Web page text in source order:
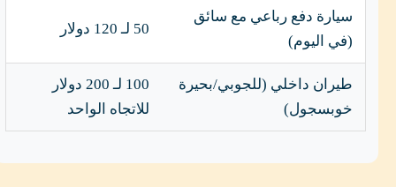
سيارة دفع رباعي مع سائق
(في اليوم)
50 لـ 120 دولار
طيران داخلي (للجوبي/بحيرة
خوبسجول)
100 لـ 200 دولار
للاتجاه الواحد